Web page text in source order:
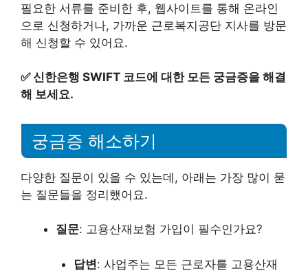
필요한 서류를 준비한 후, 웹사이트를 통해 온라인
으로 신청하거나, 가까운 근로복지공단 지사를 방문
해 신청할 수 있어요.
✅신한은행 SWIFT 코드에 대한 모든 궁금증을 해결
해 보세요.
궁금증 해소하기
다양한 질문이 있을 수 있는데, 아래는 가장 많이 묻
는 질문들을 정리했어요.
질문: 고용산재보험 가입이 필수인가요?
답변: 사업주는 모든 근로자를 고용산재